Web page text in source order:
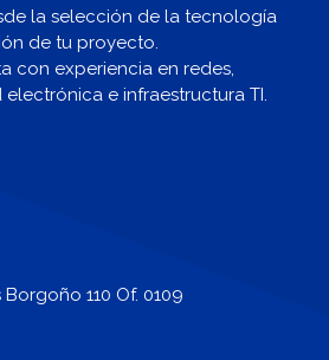
la selección de la tecnología
de tu proyecto.
con experiencia en redes,
electrónica e infraestructura TI.
110 Of. 0109